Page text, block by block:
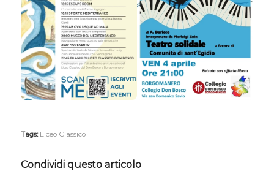
Tags: Liceo Classico
Condividi questo articolo